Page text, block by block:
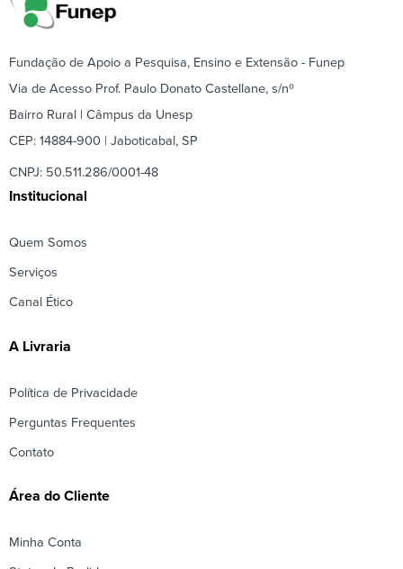
Fundação de Apoio a Pesquisa, Ensino e Extensão - Funep
Via de Acesso Prof. Paulo Donato Castellane, s/nº
Bairro Rural | Câmpus da Unesp
CEP: 14884-900 | Jaboticabal, SP
CNPJ: 50.511.286/0001-48
Institucional
Quem Somos
Serviços
Canal Ético
A Livraria
Política de Privacidade
Perguntas Frequentes
Contato
Área do Cliente
Minha Conta